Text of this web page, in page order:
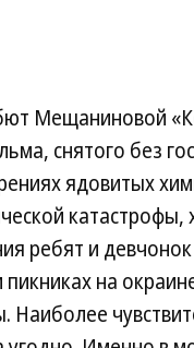
Мещаниновой
снятого без
ядовитых
ребят и
пикниках на
Наиболее